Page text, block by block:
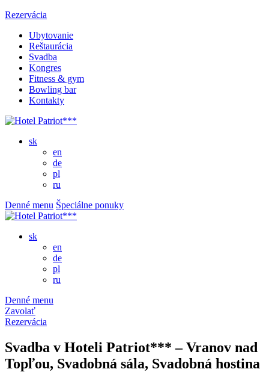
Rezervácia
Ubytovanie
Reštaurácia
Svadba
Kongres
Fitness & gym
Bowling bar
Kontakty
sk
en
de
pl
ru
Denné menu Špeciálne ponuky
sk
en
de
pl
ru
Denné menu
Zavolať
Rezervácia
Svadba v Hoteli Patriot*** – Vranov nad
Topľou, Svadobná sála, Svadobná hostina